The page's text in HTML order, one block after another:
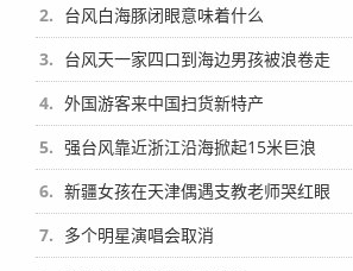
2
台风白海豚闭眼意味着什么
3
台风天一家四口到海边男孩被浪卷走
4
外国游客来中国扫货新特产
5
强台风靠近浙江沿海掀起15米巨浪
6
新疆女孩在天津偶遇支教老师哭红眼
7
多个明星演唱会取消